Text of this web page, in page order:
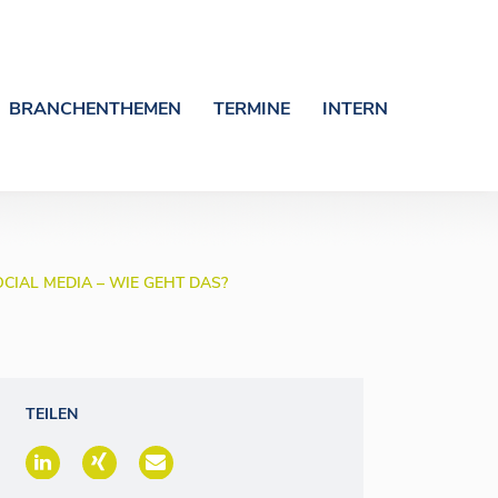
BRANCHENTHEMEN TERMINE INTERN
MEDIA – WIE GEHT DAS?
TEILEN